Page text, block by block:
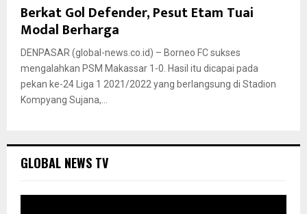
Berkat Gol Defender, Pesut Etam Tuai
Modal Berharga
DENPASAR (global-news.co.id) – Borneo FC sukses
mengalahkan PSM Makassar 1-0. Hasil itu dicapai pada
pekan ke-24 Liga 1 2021/2022 yang berlangsung di Stadion
Kompyang Sujana,...
GLOBAL NEWS TV